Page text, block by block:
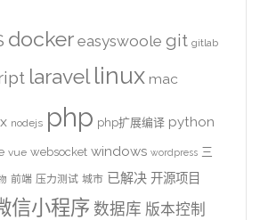
docker easyswoole git gitlab
laravel linux mac
nodejs php php扩展编译 python
vue websocket windows wordpress 三
前端 压力测试 城市 已解决 开源项目
信小程序 数据库 版本控制